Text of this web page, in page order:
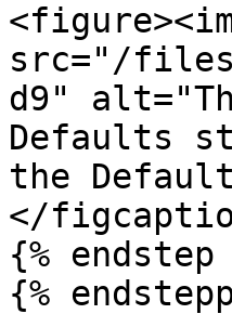
src="/files/
d9"
Defaults
the
</
{% endstep
{%